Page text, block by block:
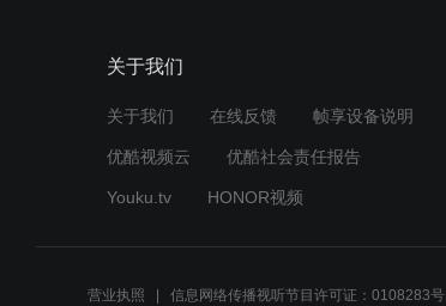
关于我们
关于我们 在线反馈 帧享设备说明
优酷视频云 优酷社会责任报告
Youku.tv HONOR视频
营业执照 信息网络传播视听节目许可证：0108283号